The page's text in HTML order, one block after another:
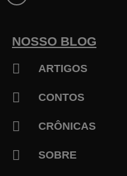
k
-
NOSSO BLOG
ARTIGOS
CONTOS
CRÔNICAS
SOBRE